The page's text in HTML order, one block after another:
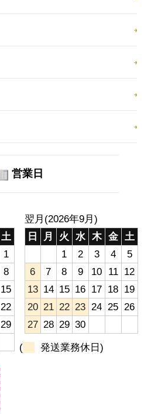
営業日
土
1
8
15
22
29
翌月(2026年9月)
日
月 火 水 木 金
土
1
2 3 4
5
6
7 8 9 10 11
12
13 14 15 16 17 18 19
20 21 22 23 24 25 26
27 28 29 30
( 発送業務休日)